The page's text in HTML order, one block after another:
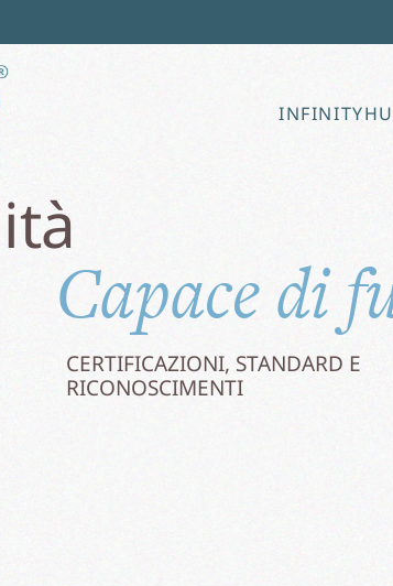
Capace di
CERTIFICAZIONI, STANDARD E
RICONOSCIMENTI